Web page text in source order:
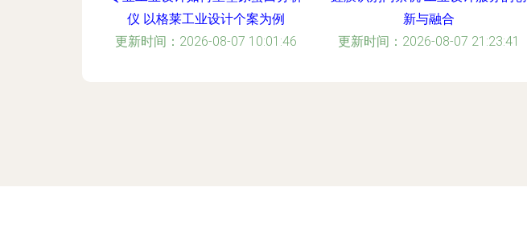
仪 以格莱工业设计个案为例
更新时间：2026-08-07 10:01:46
新与融合
更新时间：2026-08-07 21:23:41